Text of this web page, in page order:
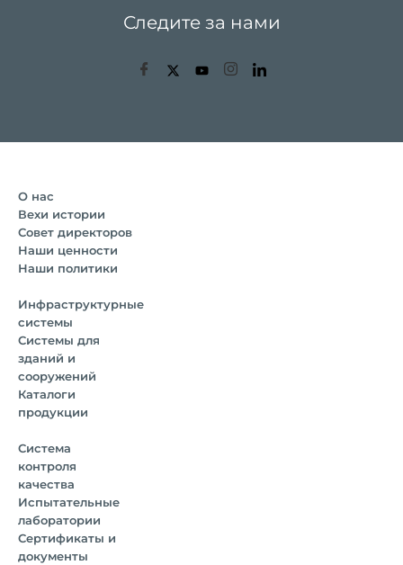
Следите за нами
О нас
Вехи истории
Совет директоров
Наши ценности
Наши политики
Инфраструктурные
системы
Системы для
зданий и
сооружений
Каталоги
продукции
Система
контроля
качества
Испытательные
лаборатории
Сертификаты и
документы